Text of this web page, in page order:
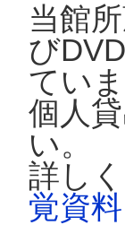
当館
び
ていま
個人
い。
詳し
覚資